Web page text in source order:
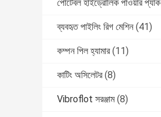
পোর্টেবল হাইড্রোলিক পাওয়ার প্যাক
ব্যবহৃত পাইলিং রিগ মেশিন (41)
কম্পন পিল হ্যামার (11)
কাটিং অসিলেটর (8)
Vibroflot সরঞ্জাম (8)